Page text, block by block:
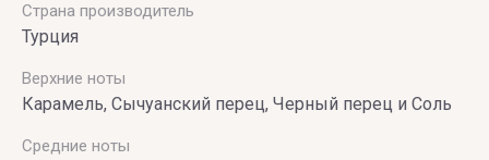
Страна производитель
Турция
Верхние ноты
Карамель, Сычуанский перец, Черный перец и Соль
Средние ноты
PARFUMERIE
Camuto